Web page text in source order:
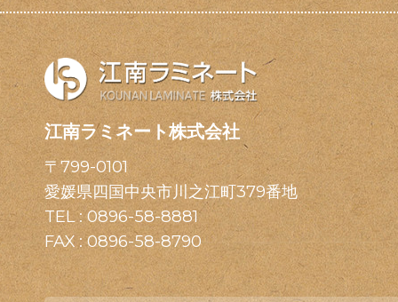
江南ラミネート株式会社
〒799-0101
愛媛県四国中央市川之江町379番地
TEL :0896-58-8881
FAX : 0896-58-8790